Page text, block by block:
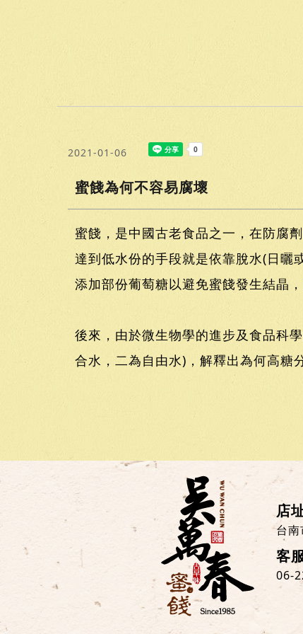
2021-01-06
蜜餞為何不容易腐壞
蜜餞，是中國古老食品之一，在防腐
達到低水份的手段就是依靠脫水(日曬
添加部份葡萄糖以避免蜜餞發生結晶
後來，由於微生物學的進步及食品科
合水，二為自由水)，解釋出為何高糖
店
台
客
06-